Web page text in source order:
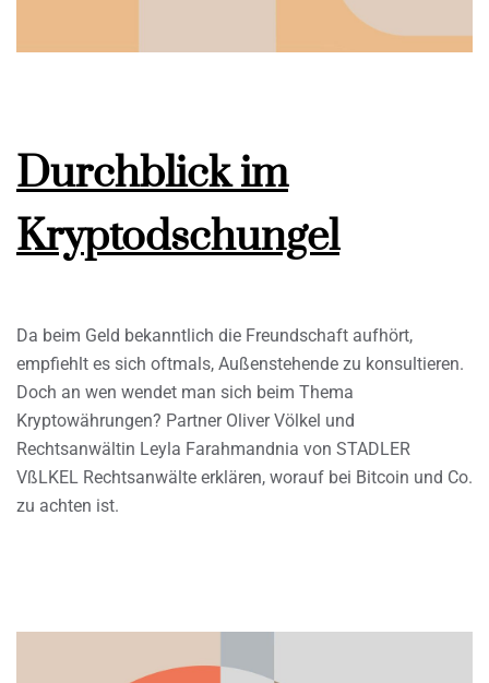
Durchblick im
Kryptodschungel
Da beim Geld bekanntlich die Freundschaft aufhört,
empfiehlt es sich oftmals, Außenstehende zu konsultieren.
Doch an wen wendet man sich beim Thema
Kryptowährungen? Partner Oliver Völkel und
Rechtsanwältin Leyla Farahmandnia von STADLER
VßLKEL Rechtsanwälte erklären, worauf bei Bitcoin und Co.
zu achten ist.